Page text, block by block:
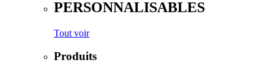
PERSONNALISABLES
Tout voir
Produits